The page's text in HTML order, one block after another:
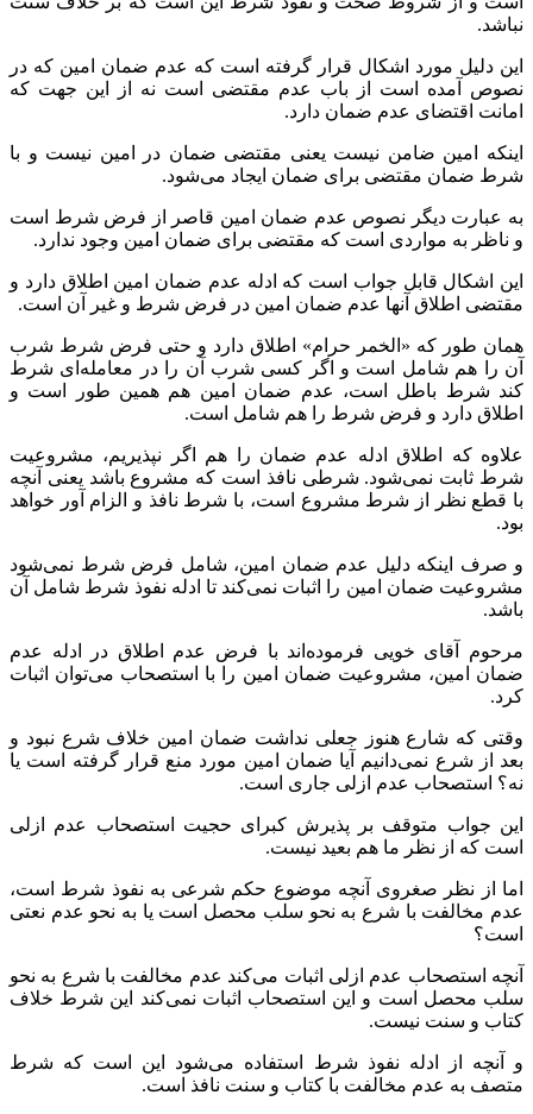
نباشد.
این دلیل مورد اشکال قرار گرفته است که عدم ضمان امین که در
نصوص آمده است از باب عدم مقتضی است نه از این جهت که
امانت اقتضای عدم ضمان دارد.
اینکه امین ضامن نیست یعنی مقتضی ضمان در امین نیست و با
شرط ضمان مقتضی برای ضمان ایجاد می‌شود.
به عبارت دیگر نصوص عدم ضمان امین قاصر از فرض شرط است
و ناظر به مواردی است که مقتضی برای ضمان امین وجود ندارد.
این اشکال قابل جواب است که ادله عدم ضمان امین اطلاق دارد و
مقتضی اطلاق آنها عدم ضمان امین در فرض شرط و غیر آن است.
همان طور که «الخمر حرام» اطلاق دارد و حتی فرض شرط شرب
آن را هم شامل است و اگر کسی شرب آن را در معامله‌ای شرط
کند شرط باطل است، عدم ضمان امین هم همین طور است و
اطلاق دارد و فرض شرط را هم شامل است.
علاوه که اطلاق ادله عدم ضمان را هم اگر نپذیریم، مشروعیت
شرط ثابت نمی‌شود. شرطی نافذ است که مشروع باشد یعنی آنچه
با قطع نظر از شرط مشروع است، با شرط نافذ و الزام آور خواهد
بود.
و صرف اینکه دلیل عدم ضمان امین، شامل فرض شرط نمی‌شود
مشروعیت ضمان امین را اثبات نمی‌کند تا ادله نفوذ شرط شامل آن
باشد.
مرحوم آقای خویی فرموده‌اند با فرض عدم اطلاق در ادله عدم
ضمان امین، مشروعیت ضمان امین را با استصحاب می‌توان اثبات
کرد.
وقتی که شارع هنوز جعلی نداشت ضمان امین خلاف شرع نبود و
بعد از شرع نمی‌دانیم آیا ضمان امین مورد منع قرار گرفته است یا
نه؟ استصحاب عدم ازلی جاری است.
این جواب متوقف بر پذیرش کبرای حجیت استصحاب عدم ازلی
است که از نظر ما هم بعید نیست.
اما از نظر صغروی آنچه موضوع حکم شرعی به نفوذ شرط است،
عدم مخالفت با شرع به نحو سلب محصل است یا به نحو عدم نعتی
است؟
آنچه استصحاب عدم ازلی اثبات می‌کند عدم مخالفت با شرع به نحو
سلب محصل است و این استصحاب اثبات نمی‌کند این شرط خلاف
کتاب و سنت نیست.
و آنچه از ادله نفوذ شرط استفاده می‌شود این است که شرط
متصف به عدم مخالفت با کتاب و سنت نافذ است.